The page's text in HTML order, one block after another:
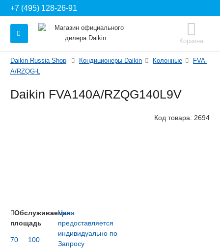
+7 (495) 128-26-91
Корзина
Daikin Russia Shop Кондиционеры Daikin Колонные
FVA-
A/RZQG-L
Daikin FVA140A/RZQG140L9V
Код товара: 2694
Цена
предоставляется
индивидуально по
Запросу
Обслуживаемая
площадь
70
100